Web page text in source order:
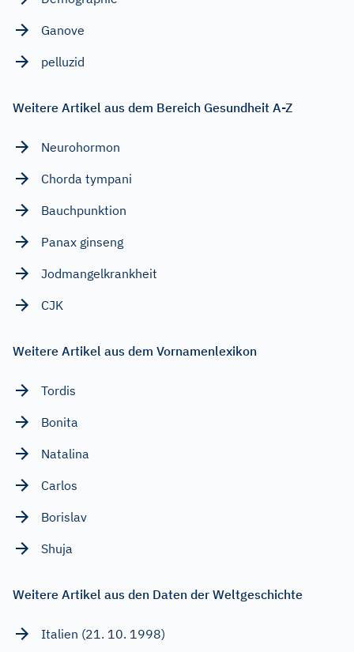
Ganove
pelluzid
Weitere Artikel aus dem Bereich Gesundheit A-Z
Neurohormon
Chorda tympani
Bauchpunktion
Panax ginseng
Jodmangelkrankheit
CJK
Weitere Artikel aus dem Vornamenlexikon
Tordis
Bonita
Natalina
Carlos
Borislav
Shuja
Weitere Artikel aus den Daten der Weltgeschichte
Italien (21. 10. 1998)